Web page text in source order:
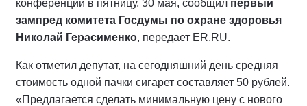
конференции в пятницу, 30 мая, сообщил первый
зампред комитета Госдумы по охране здоровья
Николай Герасименко, передает ER.RU.
Как отметил депутат, на сегодняшний день средняя
стоимость одной пачки сигарет составляет 50 рублей.
«Предлагается сделать минимальную цену с нового